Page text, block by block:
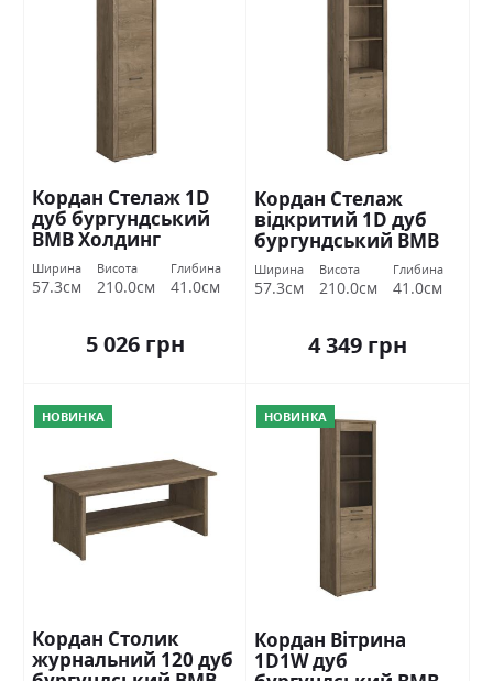
Кордан Cтелаж 1D
дуб бургундський
ВМВ Холдинг
Ширина
57.3см
Висота
210.0см
Глибина
41.0см
5 026 грн
Кордан Cтелаж
відкритий 1D дуб
бургундський ВМВ
Холдинг
Ширина
57.3см
Висота
210.0см
Глибина
41.0см
4 349 грн
НОВИНКА
Кордан Cтолик
журнальний 120 дуб
НОВИНКА
Кордан Вітрина
1D1W дуб